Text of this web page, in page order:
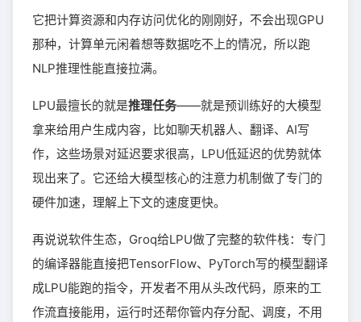
它把计算资源和内存访问优化的刚刚好，不会出现GPU
那种，计算单元闲着想等数据吃不上的情况，所以跑
NLP推理性能直接拉满。
LPU最擅长的就是推理任务——就是预训练好的大模型
拿来给用户生成内容，比如聊天机器人、翻译、AI写
作，这些场景对延迟要求很高，LPU低延迟的优势就体
现出来了。它还给大模型核心的注意力机制做了专门的
硬件加速，理解上下文的速度更快。
再说说软件生态，Groq给LPU做了完整的软件栈：专门
的编译器能直接把TensorFlow、PyTorch写的模型翻译
成LPU能跑的指令，开发者不用从头改代码，原来的工
作流直接能用，运行时还帮你管内存分配、调度，不用